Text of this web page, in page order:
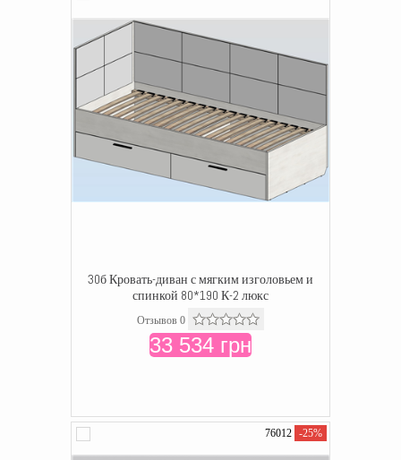
30б Кровать-диван с мягким изголовьем и
спинкой 80*190 К-2 люкс
Отзывов 0
33 534 грн
76012 -25%